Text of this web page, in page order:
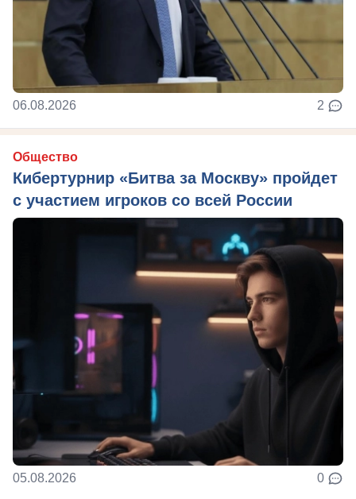
06.08.2026 2
Общество
Кибертурнир «Битва за Москву» пройдет
с участием игроков со всей России
05.08.2026 0